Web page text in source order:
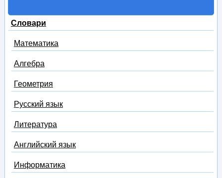
Словари
Математика
Алгебра
Геометрия
Русский язык
Литература
Английский язык
Информатика